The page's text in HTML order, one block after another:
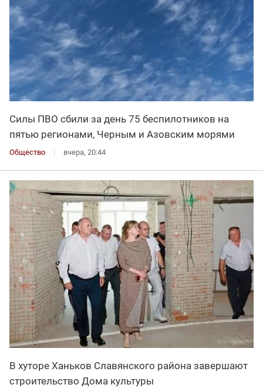
Силы ПВО сбили за день 75 беспилотников на
пятью регионами, Черным и Азовским морями
Общество вчера, 20:44
В хуторе Ханьков Славянского района завершают
строительство Дома культуры